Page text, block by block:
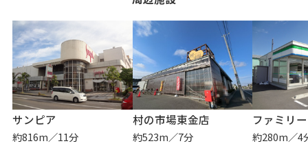
サンピア
約816m／11分
村の市場東金店
約523m／7分 約280m／4